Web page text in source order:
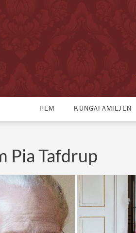
HEM KUNGAFAMILJEN
Pia Tafdrup